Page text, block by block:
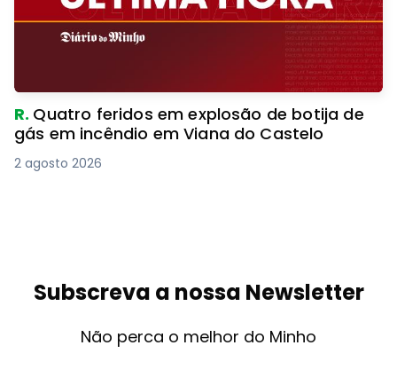
R. Quatro feridos em explosão de botija de
gás em incêndio em Viana do Castelo
2 agosto 2026
Subscreva a nossa Newsletter
Não perca o melhor do Minho